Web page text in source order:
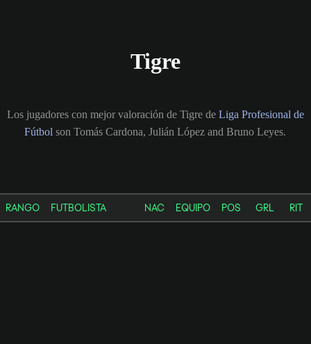
Tigre
Los jugadores con mejor valoración de Tigre de Liga Profesional de
Fútbol son Tomás Cardona, Julián López and Bruno Leyes.
RANGO FUTBOLISTA NAC EQUIPO POS GRL RIT